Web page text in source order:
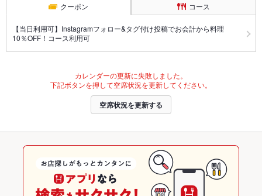
クーポン コース
【当日利用可】Instagramフォロー&タグ付け投稿でお会計から料理
10％OFF！コース利用可
カレンダーの更新に失敗しました。
下記ボタンを押して空席状況を更新してください。
空席状況を更新する